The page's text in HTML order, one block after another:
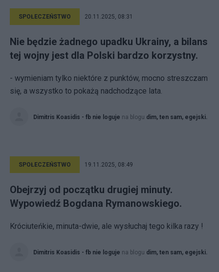
SPOŁECZEŃSTWO 20.11.2025, 08:31
Nie będzie żadnego upadku Ukrainy, a bilans
tej wojny jest dla Polski bardzo korzystny.
- wymieniam tylko niektóre z punktów, mocno streszczam
się, a wszystko to pokażą nadchodzące lata.
Dimitris Koasidis - fb nie loguje na blogu dim, ten sam, egejski.
SPOŁECZEŃSTWO 19.11.2025, 08:49
Obejrzyj od początku drugiej minuty.
Wypowiedź Bogdana Rymanowskiego.
Króciuteńkie, minuta-dwie, ale wysłuchaj tego kilka razy !
Dimitris Koasidis - fb nie loguje na blogu dim, ten sam, egejski.